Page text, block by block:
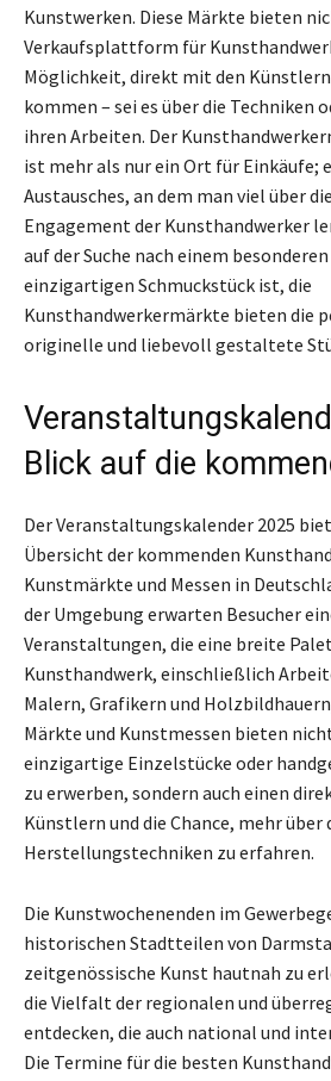
Kunstwerken. Diese Märkte bieten
Verkaufsplattform für
Möglichkeit, direkt mit den Künstlern
kommen – sei es über die Techniken
ihren Arbeiten. Der
ist mehr als nur ein Ort für Einkäufe;
Austausches, an dem man viel über
Engagement der Kunsthandwerker
auf der Suche nach einem
einzigartigen Schmuckstück ist, die
Kunsthandwerkermärkte bieten die
originelle und liebevoll gestaltete
Blick auf die
Der Veranstaltungskalender 2025
Übersicht der kommenden
Kunstmärkte und Messen in
der Umgebung erwarten Besucher
Veranstaltungen, die eine breite
Kunsthandwerk, einschließlich
Malern, Grafikern und
Märkte und Kunstmessen bieten
einzigartige Einzelstücke oder
zu erwerben, sondern auch einen
Künstlern und die Chance, mehr über
Herstellungstechniken zu erfahren.
Die Kunstwochenenden im
historischen Stadtteilen von
zeitgenössische Kunst hautnah zu
die Vielfalt der regionalen und
entdecken, die auch national und
Die Termine für die besten